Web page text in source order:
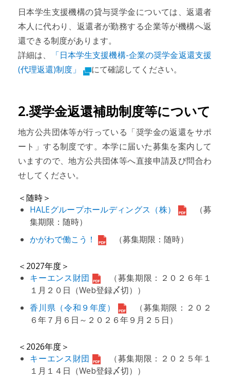
日本学生支援機構の貸与奨学金については、返還者
本人に代わり、返還者が勤務する企業等が機構へ返
還できる制度があります。
詳細は、
「日本学生支援機構-企業の奨学金返還支援
(代理返還)制度」
にて確認してください。
2.奨学金返還補助制度等について
地方公共団体等が行っている「奨学金の返還をサポ
ート」する制度です。本学に届いた募集を案内して
いますので、地方公共団体等へ直接申請及び問合わ
せしてください。
＜随時＞
HALEグループホールディングス（株）
（募
集期限：随時）
かがわで働こう！
（募集期限：随時）
＜2027年度＞
キーエンス財団
（募集期限：２０２６年１
１月２０日（Web登録〆切））
香川県（令和９年度）
（募集期限：２０２
６年７月６日～２０２６年９月２５日）
＜2026年度＞
キーエンス財団
（募集期限：２０２５年１
１月１４日（Web登録〆切））